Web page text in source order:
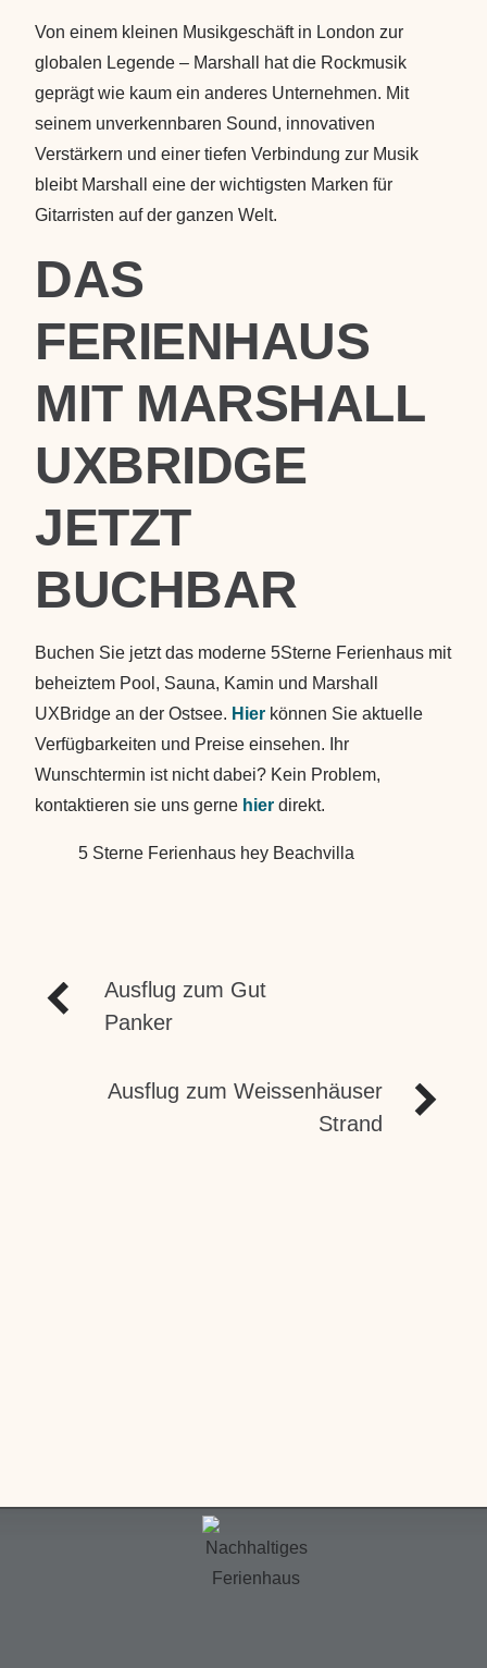
Von einem kleinen Musikgeschäft in London zur
globalen Legende – Marshall hat die Rockmusik
geprägt wie kaum ein anderes Unternehmen. Mit
seinem unverkennbaren Sound, innovativen
Verstärkern und einer tiefen Verbindung zur Musik
bleibt Marshall eine der wichtigsten Marken für
Gitarristen auf der ganzen Welt.
DAS
FERIENHAUS
MIT MARSHALL
UXBRIDGE
JETZT
BUCHBAR
Buchen Sie jetzt das moderne 5Sterne Ferienhaus mit
beheiztem Pool, Sauna, Kamin und Marshall
UXBridge an der Ostsee. Hier können Sie aktuelle
Verfügbarkeiten und Preise einsehen. Ihr
Wunschtermin ist nicht dabei? Kein Problem,
kontaktieren sie uns gerne hier direkt.
5 Sterne Ferienhaus hey Beachvilla
Ausflug zum Gut
Panker
Ausflug zum Weissenhäuser
Strand
WILLKOMMEN
AUSSTATTUNG
MEET THE OWNERS
POOL
ACTIVITIES
ANFAHRT
BLOG
NEWSLETTER